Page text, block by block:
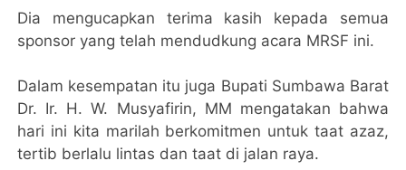
Dia mengucapkan terima kasih kepada semua
sponsor yang telah mendudkung acara MRSF ini.
Dalam kesempatan itu juga Bupati Sumbawa Barat
Dr. Ir. H. W. Musyafirin, MM mengatakan bahwa
hari ini kita marilah berkomitmen untuk taat azaz,
tertib berlalu lintas dan taat di jalan raya.